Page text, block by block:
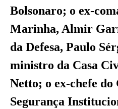
Bolsonaro; o ex-
Marinha, Almir
da Defesa, Paulo
ministro da Casa
Netto; o ex-chefe do
Segurança